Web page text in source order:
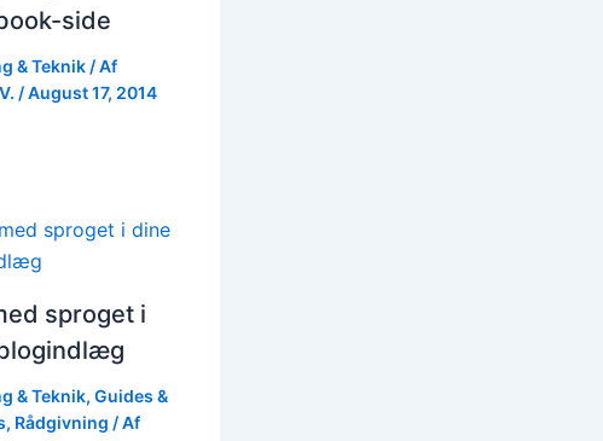
side
& Teknik/ Af
/August 17, 2014
sproget i
& Teknik, Guides &
, Rådgivning / Af